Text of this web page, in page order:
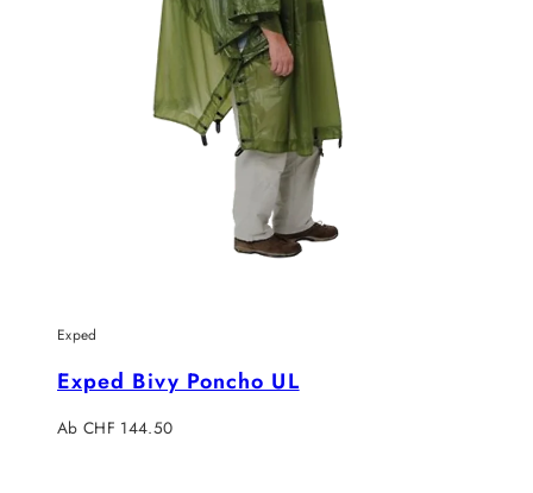
Exped
Exped Bivy Poncho UL
Verkaufspreis
Ab CHF 144.50